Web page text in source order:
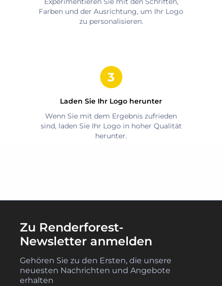
Farben und der Ausrichtung, um Ihr Logo
zu personalisieren.
Laden Sie Ihr Logo herunter
Wenn Sie mit dem Ergebnis zufrieden
sind, laden Sie Ihr Logo in hoher Qualität
herunter.
Zu Renderforest-
Newsletter anmelden
Gehören Sie zu den Ersten, die unsere
neuesten Nachrichten und Angebote
erhalten